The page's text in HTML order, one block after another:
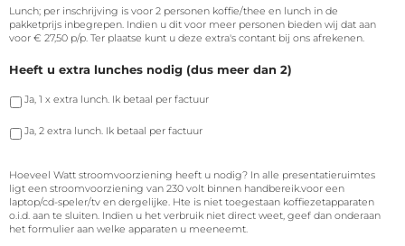
Lunch; per inschrijving is voor 2 personen koffie/thee en lunch in de
pakketprijs inbegrepen. Indien u dit voor meer personen bieden wij dat aan
voor € 27,50 p/p. Ter plaatse kunt u deze extra's contant bij ons afrekenen.
Heeft u extra lunches nodig (dus meer dan 2)
Ja, 1 x extra lunch. Ik betaal per factuur
Ja, 2 extra lunch. Ik betaal per factuur
Hoeveel Watt stroomvoorziening heeft u nodig? In alle presentatieruimtes
ligt een stroomvoorziening van 230 volt binnen handbereik.voor een
laptop/cd-speler/tv en dergelijke. Hte is niet toegestaan koffiezetapparaten
o.i.d. aan te sluiten. Indien u het verbruik niet direct weet, geef dan onderaan
het formulier aan welke apparaten u meeneemt.